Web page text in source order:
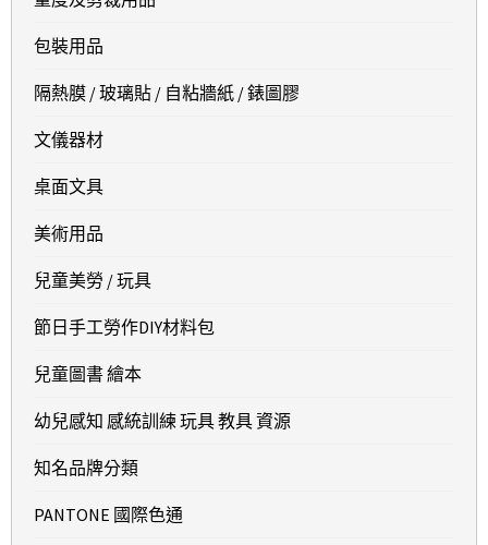
包裝用品
隔熱膜 / 玻璃貼 / 自粘牆紙 / 錶圖膠
文儀器材
桌面文具
美術用品
兒童美勞 / 玩具
節日手工勞作DIY材料包
兒童圖書 繪本
幼兒感知 感統訓練 玩具 教具 資源
知名品牌分類
PANTONE 國際色通